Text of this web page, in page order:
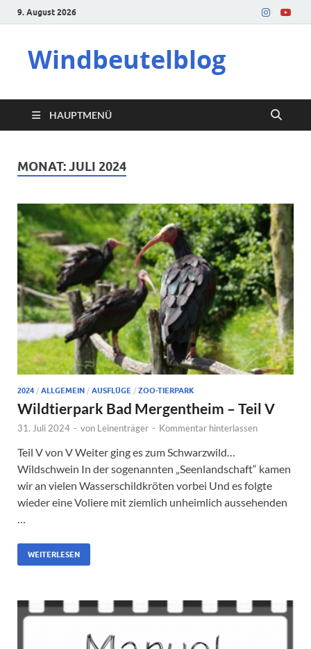
9. August 2026
Windbeutelblog
HAUPTMENÜ
MONAT:JULI 2024
2024 / ALLGEMEIN / AUSFLÜGE / ZOO-TIERPARK
Wildtierpark Bad Mergentheim – Teil V
31. Juli 2024 - von Leinenträger - Kommentar hinterlassen
Teil V von V Weiter ging es zum Schwarzwild…
Wildschwein In der sogenannten „Seenlandschaft“ kamen
wir an vielen Wasserschildkröten vorbei Und es folgte
wieder eine Voliere mit ziemlich unheimlich aussehenden
WEITERLESEN